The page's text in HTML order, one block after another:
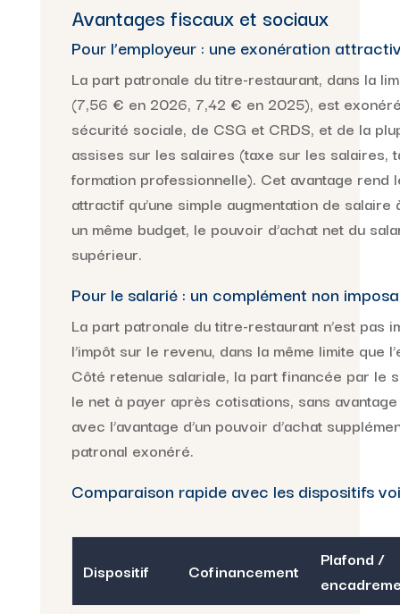
Avantages fiscaux et sociaux
Pour l’employeur : une exonération
La part patronale du titre-restaurant, dans la
(7,56 € en 2026, 7,42 € en 2025), est
sécurité sociale, de CSG et CRDS, et de la
assises sur les salaires (taxe sur les salaires,
formation professionnelle). Cet avantage rend
attractif qu’une simple augmentation de
un même budget, le pouvoir d’achat net du
supérieur.
Pour le salarié : un complément non
La part patronale du titre-restaurant n’est pas
l’impôt sur le revenu, dans la même limite que
Côté retenue salariale, la part financée par le
le net à payer après cotisations, sans
avec l’avantage d’un pouvoir d’achat
patronal exonéré.
Comparaison rapide avec les dispositifs
Dispositif Cofinancement
Plafond /